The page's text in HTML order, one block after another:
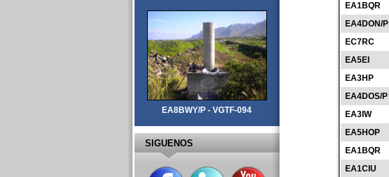
EA1BQR
EA4DON/P
EC7RC
EA5EI
EA3HP
EA4DOS/P
EA3IW
EA5HOP
EA1BQR
EA1CIU
EA8BWY/P - VGTF-094
SIGUENOS